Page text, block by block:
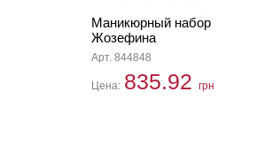
Маникюрный набор
Жозефина
Арт. 844848
Цена: 835.92 грн